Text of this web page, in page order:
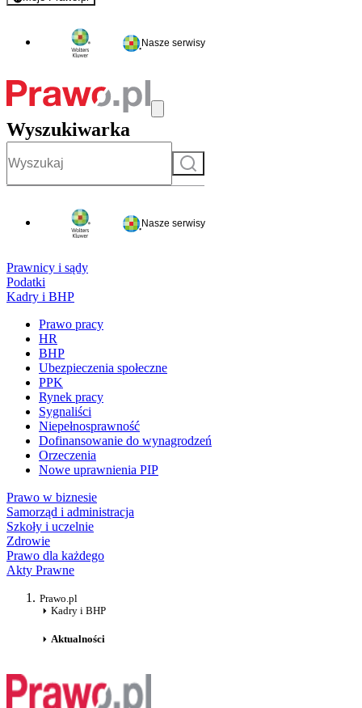
- rejestracja i logowanie do serwisu
Nasze serwisy
Wyszukiwarka
Szukaj
Nasze serwisy
Prawnicy i sądy
Podatki
Kadry i BHP
Prawo pracy
HR
BHP
Ubezpieczenia społeczne
PPK
Rynek pracy
Sygnaliści
Niepełnosprawność
Dofinansowanie do wynagrodzeń
Orzeczenia
Nowe uprawnienia PIP
Prawo w biznesie
Samorząd i administracja
Szkoły i uczelnie
Zdrowie
Prawo dla każdego
Akty Prawne
Prawo.pl
Kadry i BHP
Aktualności